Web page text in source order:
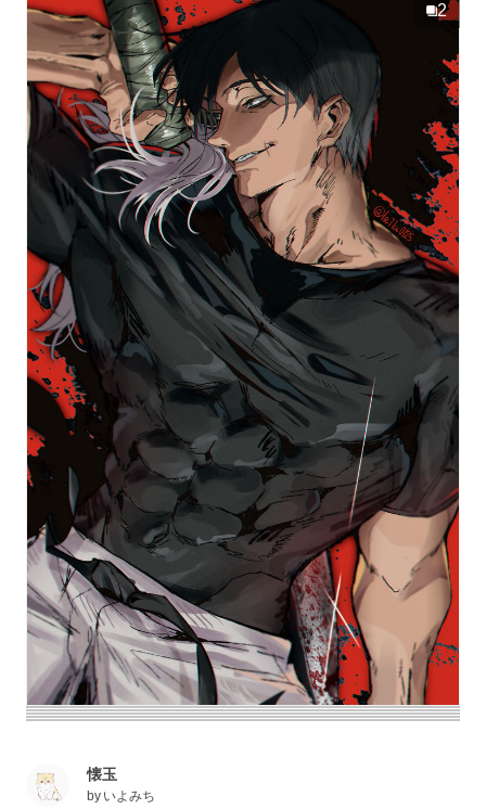
2
懐玉
by いよみち